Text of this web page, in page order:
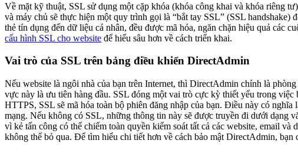
Về mặt kỹ thuật, SSL sử dụng một cặp khóa (khóa công khai và khóa riêng
và máy chủ sẽ thực hiện một quy trình gọi là “bắt tay SSL” (SSL
thẻ tín dụng đến dữ liệu cá nhân, đều được mã hóa, ngăn chặn hiệu quả các
cấu hình SSL cho website để hiểu sâu hơn về cách triển khai.
Vai trò của SSL trên bảng điều khiển DirectAdmin
Nếu website là ngôi nhà của bạn trên Internet, thì DirectAdmin chính là
vực này là ưu tiên hàng đầu. SSL đóng một vai trò cực kỳ thiết yếu trong
HTTPS, SSL sẽ mã hóa toàn bộ phiên đăng nhập của bạn. Điều này có
mạng. Nếu không có SSL, những thông tin này sẽ được truyền đi dưới dạng
vì kẻ tấn công có thể chiếm toàn quyền kiểm soát tất cả các website, email
không thể bỏ qua. Để tìm hiểu chi tiết hơn về cách bảo mật DirectAdmin, bạn